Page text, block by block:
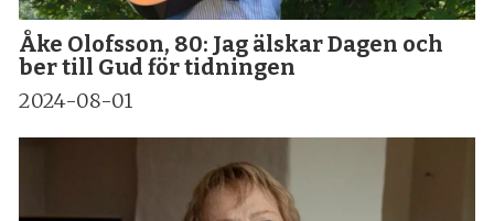
Åke Olofsson, 80: Jag älskar Dagen och
ber till Gud för tidningen
2024-08-01